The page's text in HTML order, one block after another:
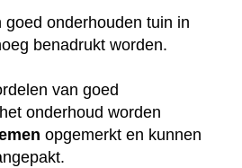
goed onderhouden tuin in
benadrukt worden.
van goed
onderhoud worden
opgemerkt en kunnen